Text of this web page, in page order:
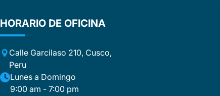
lead this tour—he turned it into an
with us forever. An equally big
compliment goes to the cooks. What
HORARIO DE OFICINA
Calle Garcilaso 210, Cusco,
Peru
Lunes a Domingo
9:00 am - 7:00 pm